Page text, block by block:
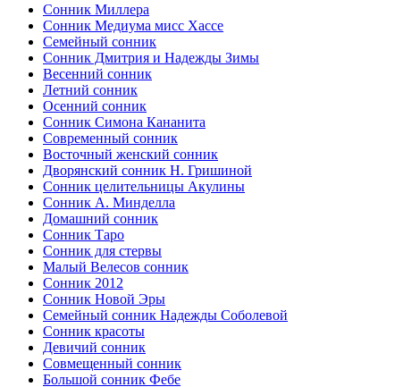
Сонник Миллера
Сонник Медиума мисс Хассе
Семейный сонник
Сонник Дмитрия и Надежды Зимы
Весенний сонник
Летний сонник
Осенний сонник
Сонник Симона Кананита
Современный сонник
Восточный женский сонник
Дворянский сонник Н. Гришиной
Сонник целительницы Акулины
Сонник А. Минделла
Домашний сонник
Сонник Таро
Сонник для стервы
Малый Велесов сонник
Сонник 2012
Сонник Новой Эры
Семейный сонник Надежды Соболевой
Сонник красоты
Девичий сонник
Совмещенный сонник
Большой сонник Фебе